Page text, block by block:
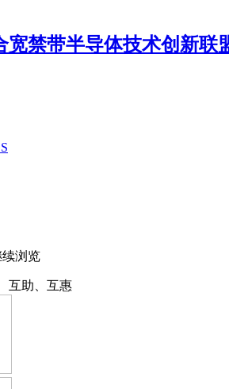
浏览
互助、互惠